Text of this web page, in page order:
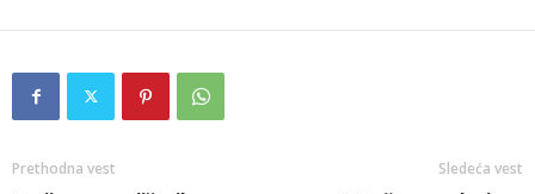
Prethodna vest Sledeća vest